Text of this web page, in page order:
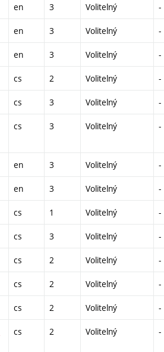
en 3 Volitelný -
en 3 Volitelný -
en 3 Volitelný -
cs 2 Volitelný -
cs 3 Volitelný -
cs 3 Volitelný -
en 3 Volitelný -
en 3 Volitelný -
cs 1 Volitelný -
cs 3 Volitelný -
cs 2 Volitelný -
cs 2 Volitelný -
cs 2 Volitelný -
cs 2 Volitelný -